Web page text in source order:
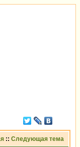
:: Следующая тема